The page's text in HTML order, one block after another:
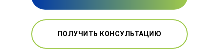
ПОЛУЧИТЬ КОНСУЛЬТАЦИЮ